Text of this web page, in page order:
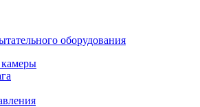
оборудования